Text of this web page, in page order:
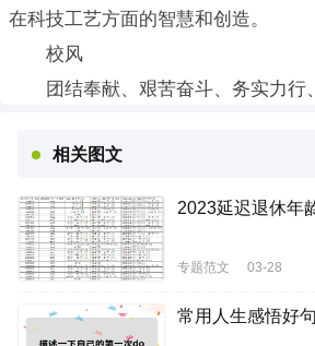
在科技工艺方面的智慧和创造。
校风
团结奉献、艰苦奋斗、务实力行
相关图文
2023延迟退休年
专题范文 03-28
常用人生感悟好